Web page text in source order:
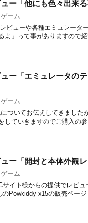
ー「他にも色々出来る
ゲーム
ビューや各種エミュレータ
よ」って事がありますので
ー「エミュレータの
ゲーム
ついてお伝えしてきました
していきますのでご購入の参
ー「開封と本体外観レ
ゲーム
イト様からの提供でレビ
Powkiddy x15の販売ペー